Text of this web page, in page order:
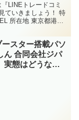
LINEトレードコミ
ていきましょう！ 特
所在地 東京都港区
スター搭載パソ
ん 合同会社ジパ
態はどうな